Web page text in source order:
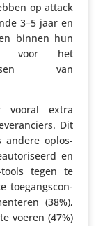
op attack
3–5 jaar en
binnen hun
voor het
van
vooral extra
Dit
andere oplos­
en
tegen te
toegangs­con­
(38%),
voeren (47%)